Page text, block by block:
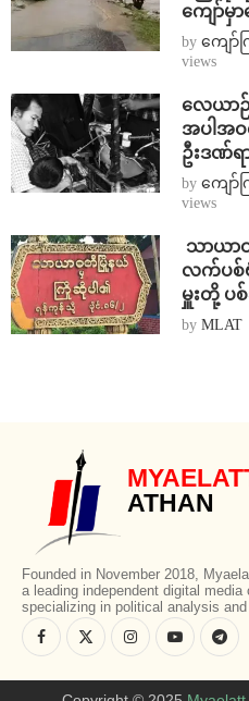
ကျော်မှာ
by ကျော်က
views
လေယာဉ်
အပါအဝ
ဦးဒဏ်ရ
by ကျော်က
views
သာယ
လက်ပစ်ဗုံ
မှူးတို့ ပ
by MLAT
ATHAN
Founded in November 2018,
a leading independent digital media
specializing in political analysis and